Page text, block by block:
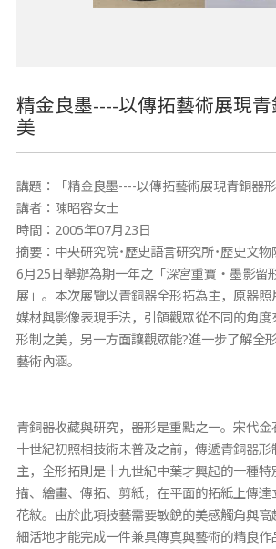
精金良墨----以傳拓藝術展現
美
講題：「精金良墨----以傳拓藝術展現青銅器形
講者：陳昭容女士
時間：2005年07月23日
摘要：中央研究院˙歷史語言研究所˙歷史文
6月25日舉辦為期一年之「深宮重寶‧墨影留
展」。本次展覽以青銅器全形拓為主，原器
媒材與影像表現手法，引領觀眾從不同的角
形制之美，另一方面讓觀眾能?進一步了解全
藝術內涵。
青銅器收藏與研究，器形是重點之一。宋代
十世紀初照相技術未普及之前，傳遞青銅器
主，全形拓則是十九世紀中葉才興起的一種
描、繪畫、傳拓、剪紙，在平面的拓紙上傳
花紋。由於此項技藝需要敏銳的美感觸角與
細活地才能完成一件兼具傳真與藝術的精良